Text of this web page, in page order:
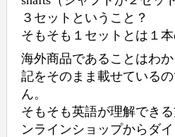
３セットということ？
そもそも１セットとは１
海外商品であることはわ
記をそのまま載せている
ん。
そもそも英語が理解でき
ンラインショップからダ